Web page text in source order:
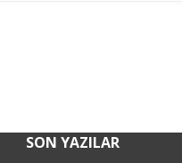
SON YAZILAR